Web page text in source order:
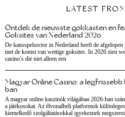
LATEST
Ontdek de nieuwste gokkasten en
Goksites van Nederland 2026
De kansspelsector in Nederland heeft de
met de komst van wettige goksites. In 2026 zien
casino’s die niet alleen een
Magyar Online Casino: a
ban
A magyar online kaszinók világában 2026-ban
a játékosokat. Az élvonalbeli platformok
kiemelkedő szolgáltatásokkal igyekeznek